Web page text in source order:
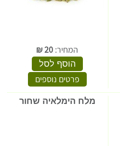
המחיר: 20
₪
הוסף לסל
פרטים נוספים
מלח הימלאיה שחור